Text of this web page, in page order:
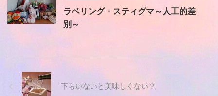
ラベリング・スティグマ～人工的差
別～
下らいないと美味しくない？